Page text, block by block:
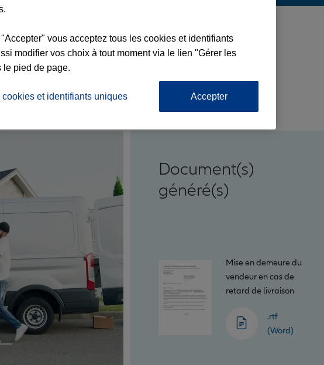
Document(s)
généré(s)
Mise en demeure du
vendeur en cas de
retard de livraison
.rtf
(Word)
vous acceptez tous les cookies et identifiants
modifier vos choix à tout moment via le lien "Gérer les
pied de page.
cookies et identifiants uniques Accepter